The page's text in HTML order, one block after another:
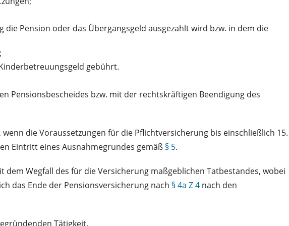
Pension oder das Übergangsgeld ausgezahlt wird bzw. in dem die
gebührt.
Pensionsbescheides bzw. mit der rechtskräftigen Beendigung des
die Voraussetzungen für die Pflichtversicherung bis einschließlich 15.
Eintritt eines Ausnahmegrundes gemäß § 5.
dem Wegfall des für die Versicherung maßgeblichen Tatbestandes, wobei
das Ende der Pensionsversicherung nach § 4a Z 4 nach den
Tätigkeit.